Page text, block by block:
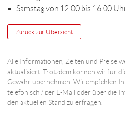
Samstag von 12:00 bis 16:00
Zurück zur Übersicht
Alle Informationen, Zeiten und Preise
aktualisiert. Trotzdem können wir für
Gewähr übernehmen. Wir empfehlen
telefonisch / per E-Mail oder über die
den aktuellen Stand zu erfragen.